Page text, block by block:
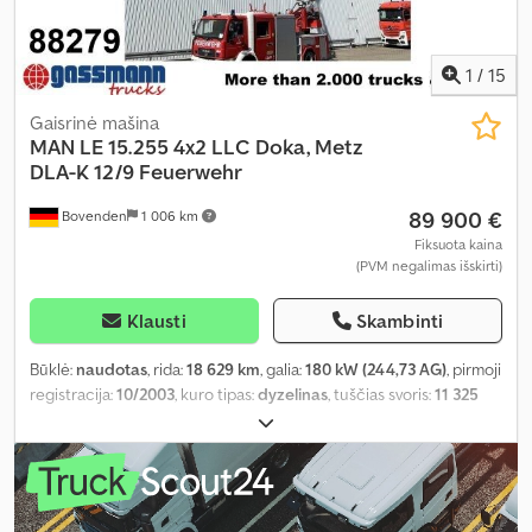
1 / 15
Bovenden 1 006 km
Gaisrinė mašina
MAN LE 15.255 4x2 LLC Doka, Metz
DLA-K 12/9 Feuerwehr
89 900 €
Fiksuota kaina
(PVM negalimas išskirti)
Klausti Skambinti
Būklė: naudotas, rida:18 629 km, galia:180 kW (244,73 AG), pirmoji
registracija:10/2003, kuro tipas:dyzelinas, tuščias svoris:11 325
3 675 kg
padangos dydis:285/70R19.5, ašių konfigūracija:4x2, kita apžiūra
(TÜV):
11/2025, spalva:raudona, vairuotojo kabina: kitas , pavaros
tipas: mechaninis, emisijos klasė:Euro 3, pakaba: oras, sėdimų
vietų skaičius:6, Įranga:ABS, diferencialo užraktas, kabina,